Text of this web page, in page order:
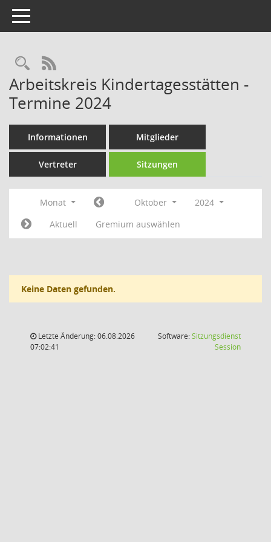
Toggle navigation
Rechercheauswahl
RSS-Feed
Arbeitskreis Kindertagesstätten -
Termine 2024
Informationen Mitglieder
Vertreter Sitzungen
Monat Oktober
2024
Aktuell
Gremium auswählen
Keine Daten gefunden.
Letzte Änderung: 06.08.2026
07:02:41
Software:Sitzungsdienst
Session(Wird in